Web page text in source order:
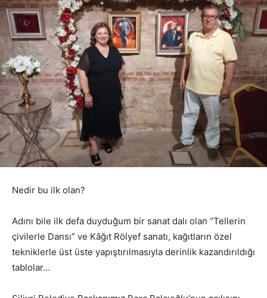
Nedir bu ilk olan?
Adını bile ilk defa duyduğum bir sanat dalı olan “Tellerin
çivilerle Dansı” ve Kâğıt Rölyef sanatı, kağıtların özel
tekniklerle üst üste yapıştırılmasıyla derinlik kazandırıldığı
tablolar…